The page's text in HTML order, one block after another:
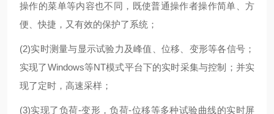
操作的菜单等内容也不同，既使普通操作者操作简单、方
便、快捷，又有效的保护了系统；
(2)实时测量与显示试验力及峰值、位移、变形等各信号；
实现了Windows等NT模式平台下的实时采集与控制；并实
现了定时，高速采样；
(3)实现了负荷-变形，负荷-位移等多种试验曲线的实时屏